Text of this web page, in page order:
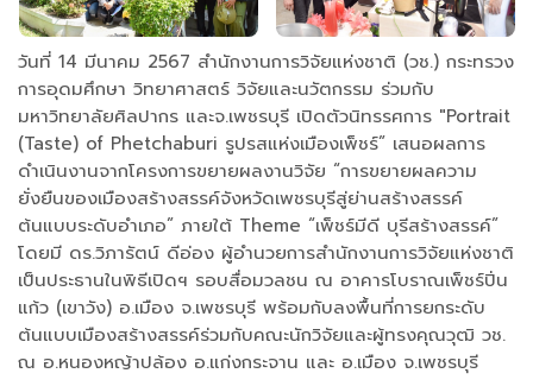
วันที่ 14 มีนาคม 2567 สำนักงานการวิจัยแห่งชาติ (วช.) กระทรวง
การอุดมศึกษา วิทยาศาสตร์ วิจัยและนวัตกรรม ร่วมกับ
มหาวิทยาลัยศิลปากร และจ.เพชรบุรี เปิดตัวนิทรรศการ "Portrait
(Taste) of Phetchaburi รูปรสแห่งเมืองเพ็ชร์” เสนอผลการ
ดำเนินงานจากโครงการขยายผลงานวิจัย “การขยายผลความ
ยั่งยืนของเมืองสร้างสรรค์จังหวัดเพชรบุรีสู่ย่านสร้างสรรค์
ต้นแบบระดับอำเภอ” ภายใต้ Theme “เพ็ชร์มีดี บุรีสร้างสรรค์”
โดยมี ดร.วิภารัตน์ ดีอ่อง ผู้อำนวยการสำนักงานการวิจัยแห่งชาติ
เป็นประธานในพิธีเปิดฯ รอบสื่อมวลชน ณ อาคารโบราณเพ็ชร์ปิ่น
แก้ว (เขาวัง) อ.เมือง จ.เพชรบุรี พร้อมกับลงพื้นที่การยกระดับ
ต้นแบบเมืองสร้างสรรค์ร่วมกับคณะนักวิจัยและผู้ทรงคุณวุฒิ วช.
ณ อ.หนองหญ้าปล้อง อ.แก่งกระจาน และ อ.เมือง จ.เพชรบุรี